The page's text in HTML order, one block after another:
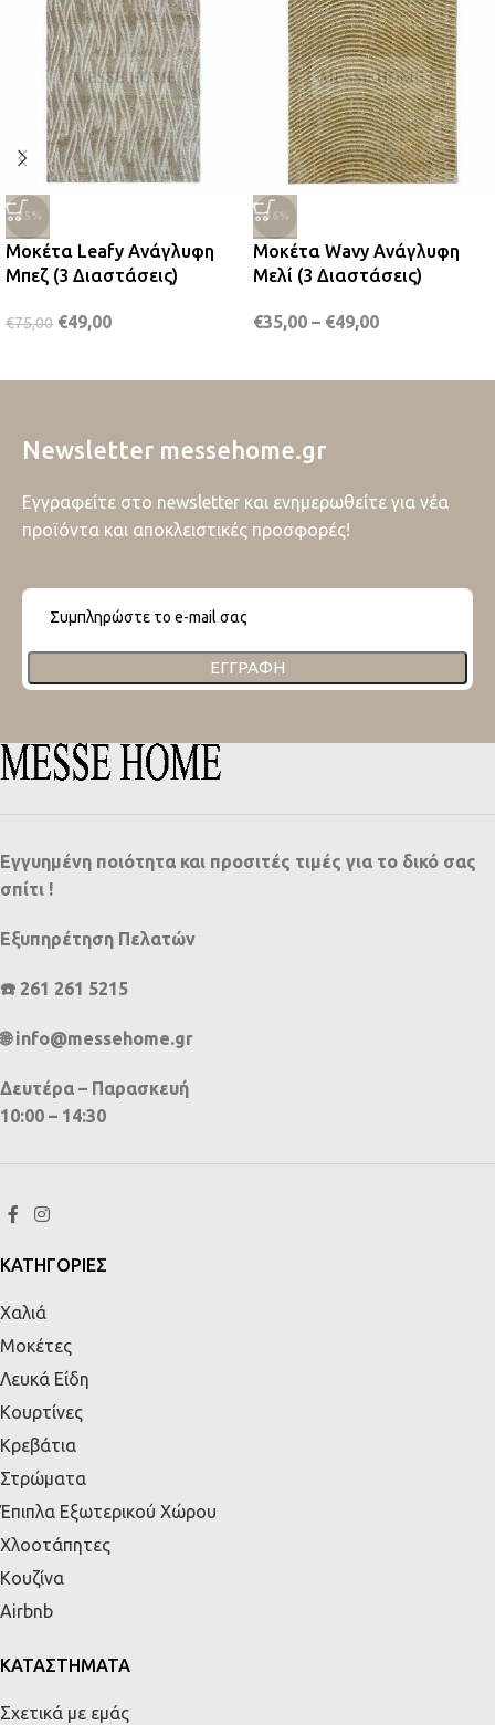
-35%
Μοκέτα Leafy Ανάγλυφη
Μπεζ (3 Διαστάσεις)
€75,00 €49,00
-36%
Μοκέτα Wavy Ανάγλυφη
Μελί (3 Διαστάσεις)
€35,00 – €49,00
Newsletter messehome.gr
Εγγραφείτε στο newsletter και ενημερωθείτε για νέα
προϊόντα και αποκλειστικές προσφορές!
ΕΓΓΡΑΦΉ
Εγγυημένη ποιότητα και προσιτές τιμές για το δικό σας
σπίτι !
Εξυπηρέτηση Πελατών
☎️ 261 261 5215
🌐 info@messehome.gr
Δευτέρα – Παρασκευή
10:00 – 14:30
ΚΑΤΗΓΟΡΙΕΣ
Χαλιά
Μοκέτες
Λευκά Είδη
Κουρτίνες
Κρεβάτια
Στρώματα
Έπιπλα Εξωτερικού Χώρου
Χλοοτάπητες
Κουζίνα
Airbnb
ΚΑΤΑΣΤΗΜΑΤΑ
Σχετικά με εμάς